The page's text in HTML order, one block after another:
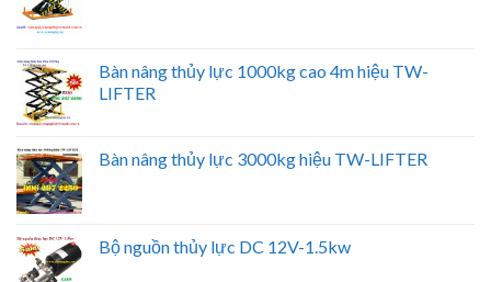
Bàn nâng thủy lực 1000kg cao 4m hiệu TW-
LIFTER
Bàn nâng thủy lực 3000kg hiệu TW-LIFTER
Bộ nguồn thủy lực DC 12V-1.5kw